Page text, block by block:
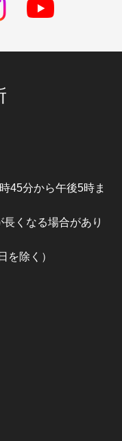
45分から午後5時ま
くなる場合があり
を除く）